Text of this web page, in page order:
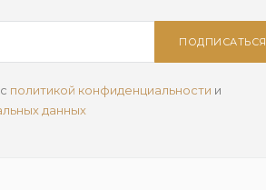
ПОДПИСАТЬСЯ
политикой конфиденциальности и
данных